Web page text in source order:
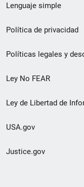
de
pie
de
página
Lenguaje simple
Política de privacidad
Políticas legales y
Ley No FEAR
Ley de Libertad de
USA.gov
Justice.gov